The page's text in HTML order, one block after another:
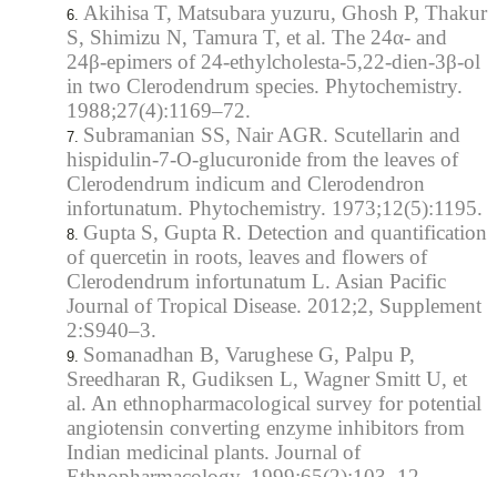
Akihisa T, Matsubara yuzuru, Ghosh P, Thakur
S, Shimizu N, Tamura T, et al. The 24α- and
24β-epimers of 24-ethylcholesta-5,22-dien-3β-ol
in two Clerodendrum species. Phytochemistry.
1988;27(4):1169–72.
Subramanian SS, Nair AGR. Scutellarin and
hispidulin-7-O-glucuronide from the leaves of
Clerodendrum indicum and Clerodendron
infortunatum. Phytochemistry. 1973;12(5):1195.
Gupta S, Gupta R. Detection and quantification
of quercetin in roots, leaves and flowers of
Clerodendrum infortunatum L. Asian Pacific
Journal of Tropical Disease. 2012;2, Supplement
2:S940–3.
Somanadhan B, Varughese G, Palpu P,
Sreedharan R, Gudiksen L, Wagner Smitt U, et
al. An ethnopharmacological survey for potential
angiotensin converting enzyme inhibitors from
Indian medicinal plants. Journal of